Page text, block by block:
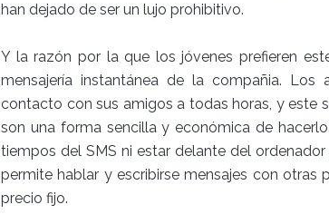
han dejado de ser un lujo prohibitivo.
Y la razón por la que los jóvenes prefieren
mensajería instantánea de la compañia. Los
contacto con sus amigos a todas horas, y este
son una forma sencilla y económica de
tiempos del SMS ni estar delante del
permite hablar y escribirse mensajes con otras
precio fijo.